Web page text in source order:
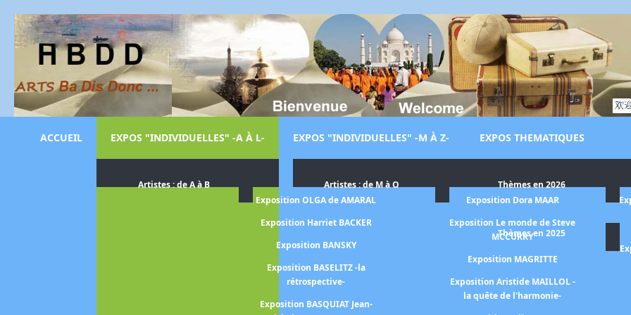
ACCUEIL EXPOS "INDIVIDUELLES" -A À L-
Artistes : de A à B
Exposition OLGA de AMARAL
Exposition Harriet BACKER
Exposition BANSKY
Exposition BASELITZ -la
rétrospective-
Exposition BASQUIAT Jean-
EXPOS "INDIVIDUELLES" -M À Z-
Artistes : de M à O
Exposition Dora MAAR
Exposition Le monde de Steve
MCCURRY
Exposition MAGRITTE
Exposition Aristide MAILLOL -
la quête de l'harmonie-
EXPOS THEMATIQUES
Thèmes en 2026
Thèmes en 2025